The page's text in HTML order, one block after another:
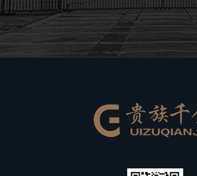
这一市场，选择生产的非标门就必须符
准。同时做好三方面的工作：过硬的质
良好的品牌形象。在高档别墅在装修过
较重要的一个方面，选择到一款合适